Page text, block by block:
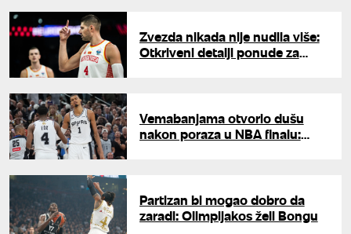
Zvezda nikada nije nudila više:
Otkriveni detalji ponude za
Vemabanjama otvorio dušu
nakon poraza u NBA finalu:
Partizan bi mogao dobro da
zaradi: Olimpijakos želi Bongu